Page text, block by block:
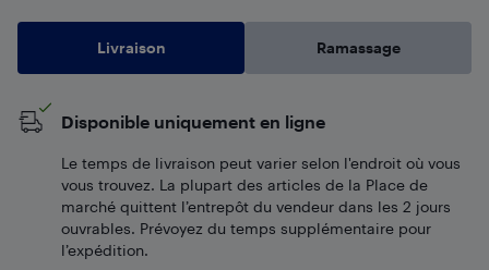
Livraison Ramassage
Disponible uniquement en ligne
Le temps de livraison peut varier selon l'endroit où vous
vous trouvez. La plupart des articles de la Place de
marché quittent l’entrepôt du vendeur dans les 2 jours
ouvrables. Prévoyez du temps supplémentaire pour
l’expédition.